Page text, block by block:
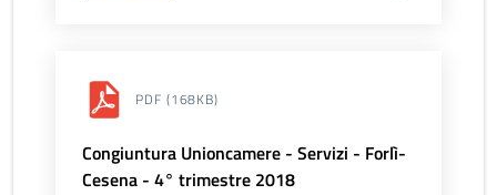
PDF (168KB)
Congiuntura Unioncamere - Servizi - Forlì-
Cesena - 4° trimestre 2018